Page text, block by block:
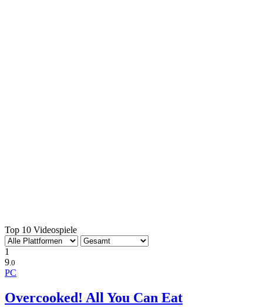
Top 10 Videospiele
1
9.0
PC
Overcooked! All You Can Eat